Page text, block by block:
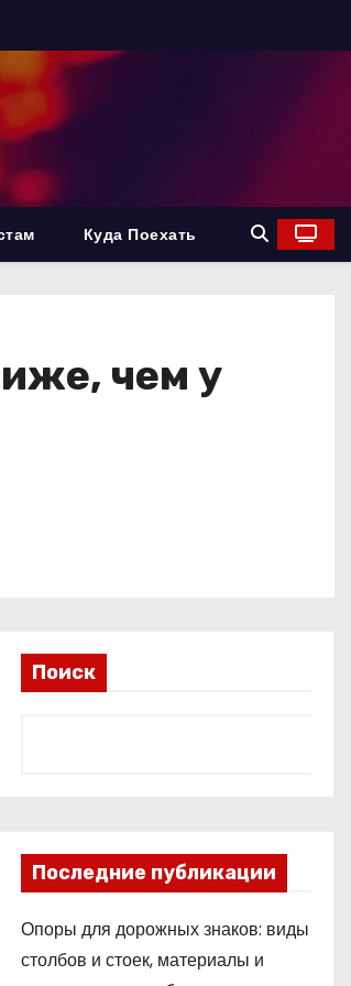
Куда Поехать
чем у
Поиск
Последние публикации
Опоры для дорожных знаков: виды
столбов и стоек, материалы и